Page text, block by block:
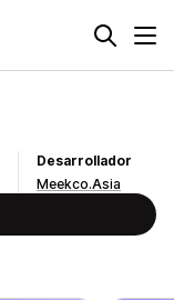
Desarrollador
Meekco.Asia